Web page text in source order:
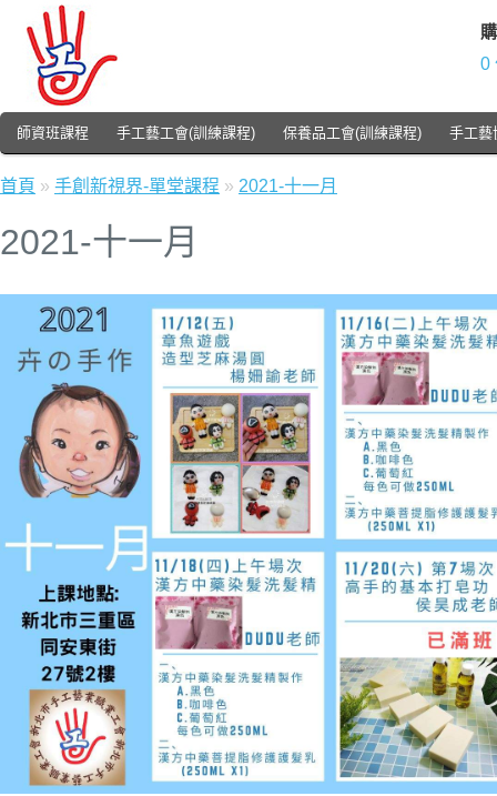
0
師資班課程 手工藝工會(訓練課程) 保養品工會(訓練課程) 手工藝
首頁 » 手創新視界-單堂課程 » 2021-十一月
2021-十一月